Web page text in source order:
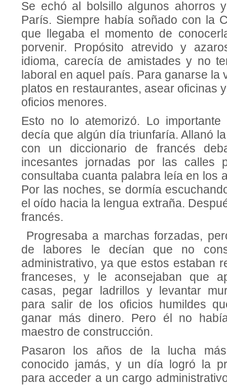
Se echó al bolsillo algunos ahorros
París. Siempre había soñado con la
que llegaba el momento de
porvenir. Propósito atrevido y
idioma, carecía de amistades y no
laboral en aquel país. Para ganarse la
platos en restaurantes, asear oficinas
oficios menores.
Esto no lo atemorizó. Lo importante
decía que algún día triunfaría. Allanó
con un diccionario de francés
incesantes jornadas por las calles
consultaba cuanta palabra leía en los
Por las noches, se dormía
el oído hacia la lengua extraña.
francés.
Progresaba a marchas forzadas,
de labores le decían que no
administrativo, ya que estos estaban
franceses, y le aconsejaban que
casas, pegar ladrillos y levantar
para salir de los oficios humildes
ganar más dinero. Pero él no
maestro de construcción.
Pasaron los años de la lucha
conocido jamás, y un día logró la
para acceder a un cargo